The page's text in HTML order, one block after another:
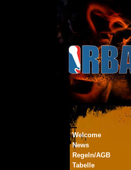
Welcome
News
Regeln/AGB
Tabelle